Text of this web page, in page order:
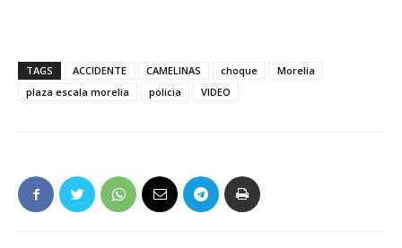
TAGS ACCIDENTE CAMELINAS choque
Morelia
plaza escala morelia
policia VIDEO